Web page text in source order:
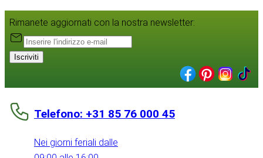
Rimanete aggiornati con la nostra newsletter:
Iscriviti
Telefono: +31 85 76 000 45
Nei giorni feriali dalle